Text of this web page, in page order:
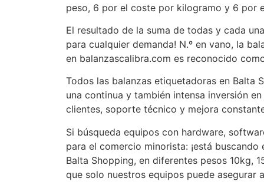
peso, 6 por el coste por kilogramo y 6 por
El resultado de la suma de todas y cada
para cualquier demanda! N.º en vano, la
en balanzascalibra.com es reconocido
Todos las balanzas etiquetadoras en Balta
una continua y también intensa inversión
clientes, soporte técnico y mejora
Si búsqueda equipos con hardware,
para el comercio minorista: ¡está
Balta Shopping, en diferentes pesos 10kg,
que solo nuestros equipos puede asegurar